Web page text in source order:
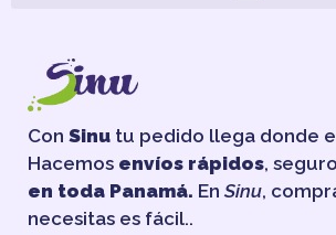
Con Sinu tu pedido llega donde
Hacemos envíos rápidos,
en toda Panamá. En Sinu,
necesitas es fácil..